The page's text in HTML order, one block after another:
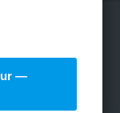
le clou sur
—